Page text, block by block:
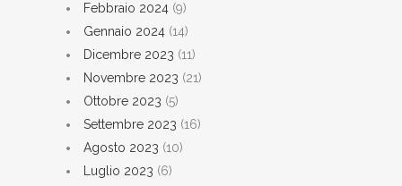
Febbraio 2024 (9)
Gennaio 2024 (14)
Dicembre 2023 (11)
Novembre 2023 (21)
Ottobre 2023 (5)
Settembre 2023 (16)
Agosto 2023 (10)
Luglio 2023 (6)